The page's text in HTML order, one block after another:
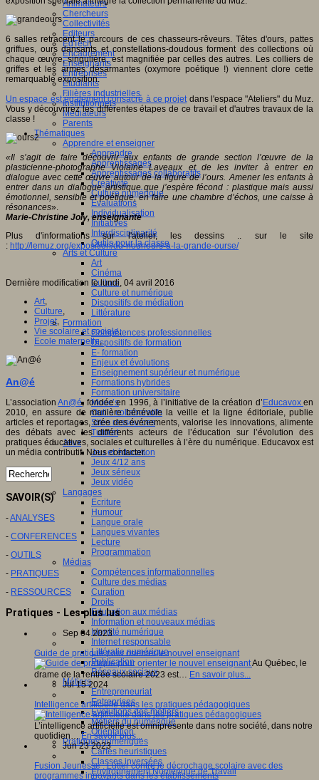
Animateurs
Chercheurs
Collectivités
Editeurs
EdTech
Encadrement
Enseignants
Entreprises
Etudiants
Filières industrielles
Institutionnels
Médiateurs
Parents
Thématiques
Apprendre et enseigner
Apprendre
Apprentissages
Apprentissages collaboratifs
Créativité
Culture numérique
Evaluations
Individualisation
Initiatives
Interdisciplinarité
Outils pour la classe
Arts et Culture
Art
Cinéma
Culture
Culture et numérique
Dispositifs de médiation
Littérature
Formation
Compétences professionnelles
Dispositifs de formation
E- formation
Enjeux et évolutions
Enseignement supérieur et numérique
Formations hybrides
Formation universitaire
Mooc’s
Outils collaboratifs
Sites ressources
Tutorat
Jeux
Jeu et éducation
Jeux 4/12 ans
Jeux sérieux
Jeux vidéo
Langages
Ecriture
Humour
Langue orale
Langues vivantes
Lecture
Programmation
Médias
Compétences informationnelles
Culture des médias
Curation
Droits
Education aux médias
Information et nouveaux médias
Identité numérique
Internet responsable
Littératie numérique
Publication
Réseaux sociaux
Métiers
Entrepreneuriat
Entreprises
Evolutions des métiers
Métiers du numérique
Orientation
Pratiques numériques
Cartes heuristiques
Classes inversées
Environnement Numérique de Travail
6 salles retracent le parcours de ces chasseurs-rêveurs. Têtes d'ours, pattes
griffues, ours dansants et constellations-doudous forment des collections où
chaque œuvre, singulière, est magnifiée par celles des autres. Les colliers de
griffes et les armes désarmantes (oxymore poétique !) viennent clore cette
remarquable exposition.
Un espace est également consacré à ce projetdans l'espace "Ateliers" du Muz.
Vous y découvrirez les différentes étapes de ce travail et d'autres travaux de la
classe !
«Il s’agit de faire découvrir aux enfants de grande section l’œuvre de la
plasticienne-photographe Violaine Laveaux et de les inviter à entrer en
dialogue avec cette œuvre autour de la figure de l’ours. Amener les enfants à
entrer dans un dialogue artistique que j’espère fécond : plastique mais aussi
émotionnel, sensible et poétique, en faire une chambre d’échos, une caisse à
résonances».
Marie-Christine Joly, enseignante
Plus d'informations sur l'atelier, les dessins .. sur le site
: http://lemuz.org/exposition/du-nounours-a-la-grande-ourse/
Dernière modification le lundi, 04 avril 2016
Art,
Culture,
Projet,
Vie scolaire et sociale,
Ecole maternelle,
An@é
L’associationAn@é, fondée en 1996, à l’initiative de la création d’ Educavoxen
2010, en assure de manière bénévole la veille et la ligne éditoriale, publie
articles et reportages, crée des événements, valorise les innovations, alimente
des débats avec les différents acteurs de l’éducation sur l’évolution des
pratiques éducatives, sociales et culturelles à l’ère du numérique. Educavox est
un média contributif. Nous contacter.
SAVOIR(S)
-ANALYSES
- CONFERENCES
- OUTILS
- PRATIQUES
- RESSOURCES
Pratiques - Les plus lus
Sep 04 2023
Guide de pratique pour orienter le nouvel enseignant
Au Québec, le
drame de la rentrée scolaire 2023 est… En savoir plus...
Jul 15 2024
Intelligence artificielle dans les pratiques pédagogiques
L’intelligence artificielle est omniprésente dans notre société, dans notre
quotidien…En savoir plus...
Jun 23 2023
Fusion Jeunesse : Lutter contre le décrochage scolaire avec des
programmes innovants dans les établissements